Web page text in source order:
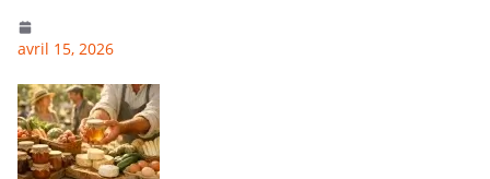
avril 15, 2026